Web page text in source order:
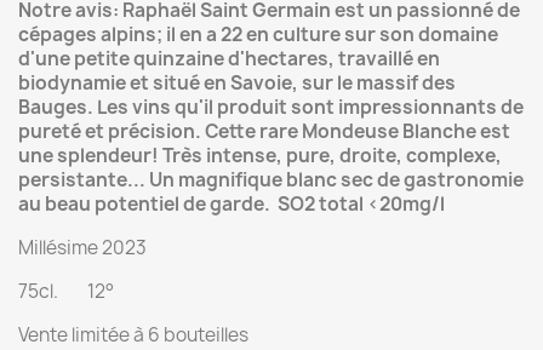
Notre avis: Raphaël Saint Germain est un passionné de
cépages alpins; il en a 22 en culture sur son domaine
d'une petite quinzaine d'hectares, travaillé en
biodynamie et situé en Savoie, sur le massif des
Bauges. Les vins qu'il produit sont impressionnants de
pureté et précision. Cette rare Mondeuse Blanche est
une splendeur! Très intense, pure, droite, complexe,
persistante... Un magnifique blanc sec de gastronomie
au beau potentiel de garde. SO2 total <20mg/l
Millésime 2023
75cl. 12°
Vente limitée à 6 bouteilles